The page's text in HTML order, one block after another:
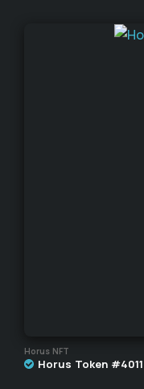
Horus NFT
Horus Token #4011